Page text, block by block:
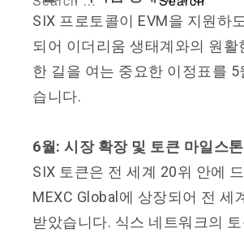
SIX 프로토콜이 EVM을 지원하
되어 이더리움 생태계와의 원활
한 길을 여는 중요한 이정표를 5
습니다.
6월: 시장 확장 및 토큰 마일스톤
SIX 토큰은 전 세계 20위 안에
MEXC Global에 상장되어 전 세
받았습니다. 식스 네트워크의